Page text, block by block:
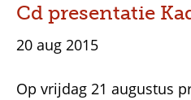
Cd presentatie
20 aug 2015
Op vrijdag 21 augustus